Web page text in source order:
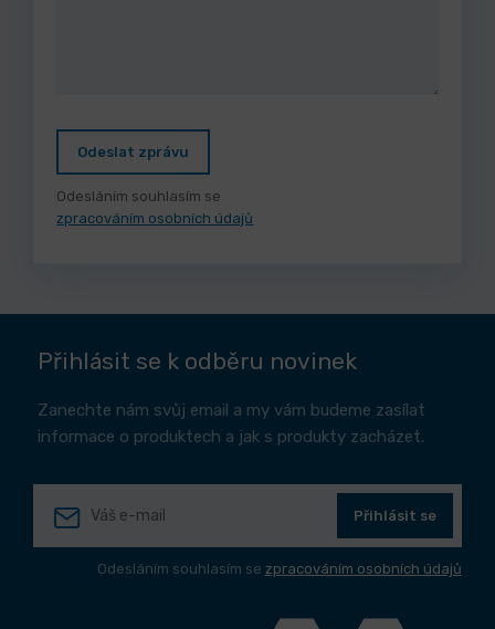
Odeslat zprávu
Odesláním souhlasím se
zpracováním osobních údajů
Přihlásit se k odběru novinek
Zanechte nám svůj email a my vám budeme zasílat
informace o produktech a jak s produkty zacházet.
Přihlásit se
Odesláním souhlasím se zpracováním osobních údajů